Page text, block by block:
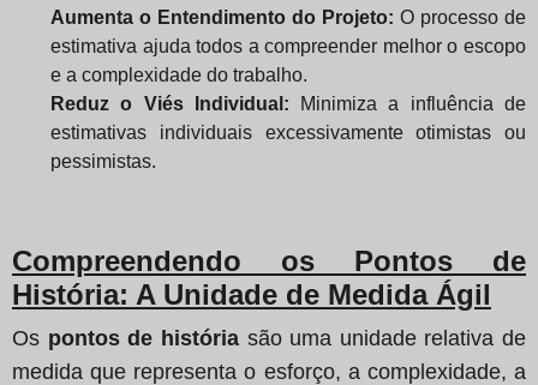
Aumenta o Entendimento do Projeto: O processo de
estimativa ajuda todos a compreender melhor o escopo
e a complexidade do trabalho.
Reduz o Viés Individual: Minimiza a influência de
estimativas individuais excessivamente otimistas ou
pessimistas.
Compreendendo os Pontos de
História: A Unidade de Medida Ágil
Os pontos de históriasão uma unidade relativa de
medida que representa o esforço, a complexidade, a